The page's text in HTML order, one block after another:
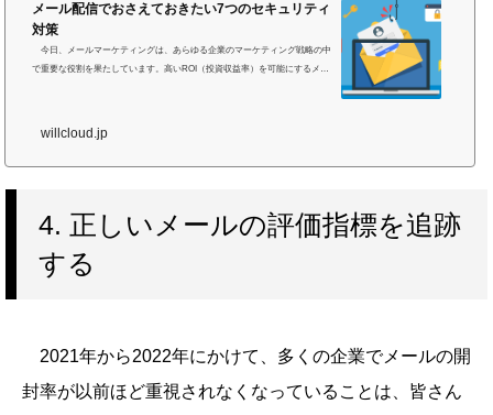
メール配信でおさえておきたい7つのセキュリティ
対策
今日、メールマーケティングは、あらゆる企業のマーケティング戦略の中
で重要な役割を果たしています。高いROI（投資収益率）を可能にするメー
willcloud.jp
4. 正しいメールの評価指標を追跡
する
2021年から2022年にかけて、多くの企業でメールの開
封率が以前ほど重視されなくなっていることは、皆さん